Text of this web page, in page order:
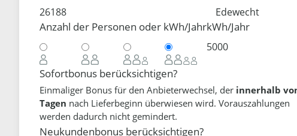
Anzahl der Personen oder kWh/JahrkWh/Jahr
Sofortbonus berücksichtigen?
Einmaliger Bonus für den Anbieterwechsel, der innerhalb
Tagen nach Lieferbeginn überwiesen wird. Vorauszahlungen
werden dadurch nicht gemindert.
Neukundenbonus berücksichtigen?